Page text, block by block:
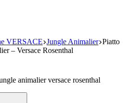
VERSACE Jungle Animalier Piatto
– Versace Rosenthal